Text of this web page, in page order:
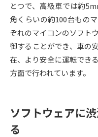
大学研
大学で学べる内容や特
新増設大学・学部・学科特集
デジタルパンフレット
とつで、高級車では約
角くらいの約100台もの
ぞれのマイコンのソフト
御することができ、車の
在、より安全に運転でき
方面で行われています。
ソフトウェアに
る